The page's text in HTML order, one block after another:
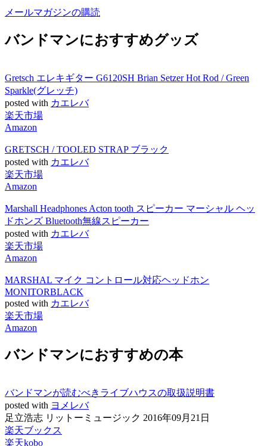
メールマガジンの購読
バンドマンにおすすめグッズ
Gretsch エレキギター G6120SH Brian Setzer Hot Rod / Green
Sparkle(グレッチ)
posted with カエレバ
楽天市場
Amazon
GRETSCH / TOOLED STRAP ブラック
posted with カエレバ
楽天市場
Amazon
Marshall Headphones Acton tooth スピーカー マーシャル ヘッ
ドホンズ Bluetooth無線スピーカー
posted with カエレバ
楽天市場
Amazon
MARSHAL マイク コントロール対応ヘッドホン
MONITORBLACK
posted with カエレバ
楽天市場
Amazon
バンドマンにおすすめの本
バンドマンが読むべきライブハウスの取扱説明書
posted with ヨメレバ
足立浩志 リットーミュージック 2016年09月21日
楽天ブックス
楽天kobo